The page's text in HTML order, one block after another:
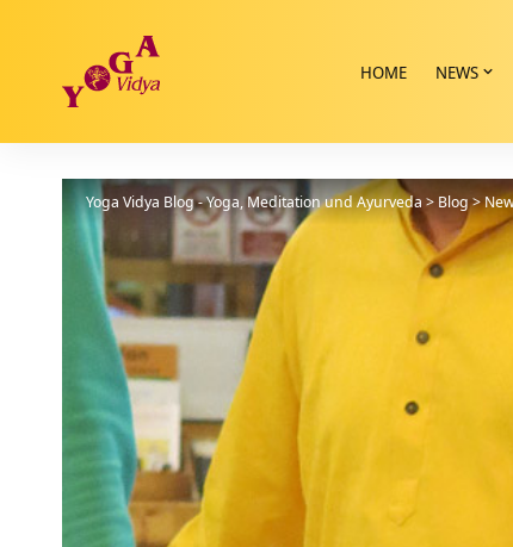
HOME NEWS
Yoga Vidya Blog - Yoga, Meditation und Ayurveda > Blog>